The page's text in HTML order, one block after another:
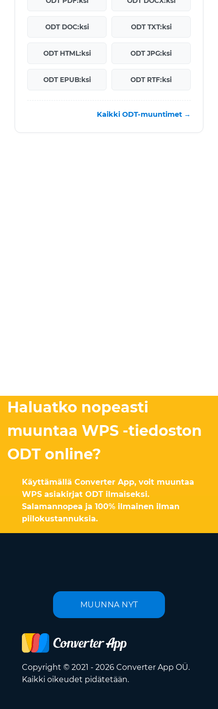
ODT DOC:ksi ODT TXT:ksi
ODT HTML:ksi ODT JPG:ksi
ODT EPUB:ksi ODT RTF:ksi
Kaikki ODT-muuntimet →
Haluatko nopeasti
muuntaa WPS -tiedoston
ODT online?
Käyttämällä Converter App, voit muuntaa
WPS asiakirjat ODT ilmaiseksi.
Salamannopea ja 100% ilmainen ilman
piilokustannuksia.
MUUNNA NYT
Copyright © 2021 - 2026 Converter App OÜ.
Kaikki oikeudet pidätetään.